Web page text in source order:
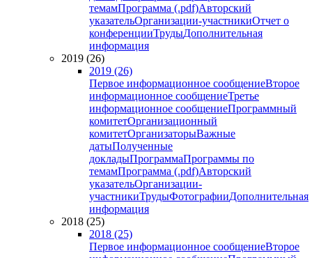
темамПрограмма (.pdf)Авторский
указательОрганизации-участникиОтчет о
конференцииТрудыДополнительная
информация
2019 (26)
2019 (26)
Первое информационное сообщениеВторое
информационное сообщениеТретье
информационное сообщениеПрограммный
комитетОрганизационный
комитетОрганизаторыВажные
датыПолученные
докладыПрограммаПрограммы по
темамПрограмма (.pdf)Авторский
указательОрганизации-
участникиТрудыФотографииДополнительная
информация
2018 (25)
2018 (25)
Первое информационное сообщениеВторое